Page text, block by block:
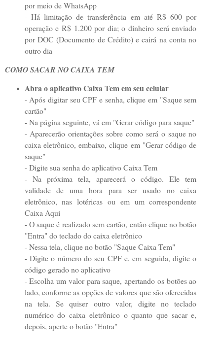
por meio de WhatsApp
- Há limitação de transferência em até R$ 600 por
operação e R$ 1.200 por dia; o dinheiro será enviado
por DOC (Documento de Crédito) e cairá na conta no
outro dia
COMO SACAR NO CAIXA TEM
Abra o aplicativo Caixa Tem em seu celular
- Após digitar seu CPF e senha, clique em "Saque sem
cartão"
- Na página seguinte, vá em "Gerar código para saque"
- Aparecerão orientações sobre como será o saque no
caixa eletrônico, embaixo, clique em "Gerar código de
saque"
- Digite sua senha do aplicativo Caixa Tem
- Na próxima tela, aparecerá o código. Ele tem
validade de uma hora para ser usado no caixa
eletrônico, nas lotéricas ou em um correspondente
Caixa Aqui
- O saque é realizado sem cartão, então clique no botão
"Entra" do teclado do caixa eletrônico
- Nessa tela, clique no botão "Saque Caixa Tem"
- Digite o número do seu CPF e, em seguida, digite o
código gerado no aplicativo
- Escolha um valor para saque, apertando os botões ao
lado, conforme as opções de valores que são oferecidas
na tela. Se quiser outro valor, digite no teclado
numérico do caixa eletrônico o quanto que sacar e,
depois, aperte o botão "Entra"